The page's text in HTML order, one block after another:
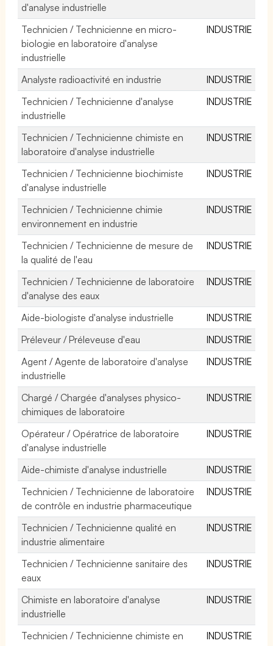
d'analyse industrielle
Technicien / Technicienne en micro-
biologie en laboratoire d'analyse
industrielle
INDUSTRIE
Analyste radioactivité en industrie
INDUSTRIE
Technicien / Technicienne d'analyse
industrielle
INDUSTRIE
Technicien / Technicienne chimiste en
laboratoire d'analyse industrielle
INDUSTRIE
Technicien / Technicienne biochimiste
d'analyse industrielle
INDUSTRIE
Technicien / Technicienne chimie
environnement en industrie
INDUSTRIE
Technicien / Technicienne de mesure de
la qualité de l'eau
INDUSTRIE
Technicien / Technicienne de laboratoire
d'analyse des eaux
INDUSTRIE
Aide-biologiste d'analyse industrielle
INDUSTRIE
Préleveur / Préleveuse d'eau
INDUSTRIE
Agent / Agente de laboratoire d'analyse
industrielle
INDUSTRIE
Chargé / Chargée d'analyses physico-
chimiques de laboratoire
INDUSTRIE
Opérateur / Opératrice de laboratoire
d'analyse industrielle
INDUSTRIE
Aide-chimiste d'analyse industrielle
INDUSTRIE
Technicien / Technicienne de laboratoire
de contrôle en industrie pharmaceutique
INDUSTRIE
Technicien / Technicienne qualité en
industrie alimentaire
INDUSTRIE
Technicien / Technicienne sanitaire des
eaux
INDUSTRIE
Chimiste en laboratoire d'analyse
industrielle
INDUSTRIE
Technicien / Technicienne chimiste en
INDUSTRIE